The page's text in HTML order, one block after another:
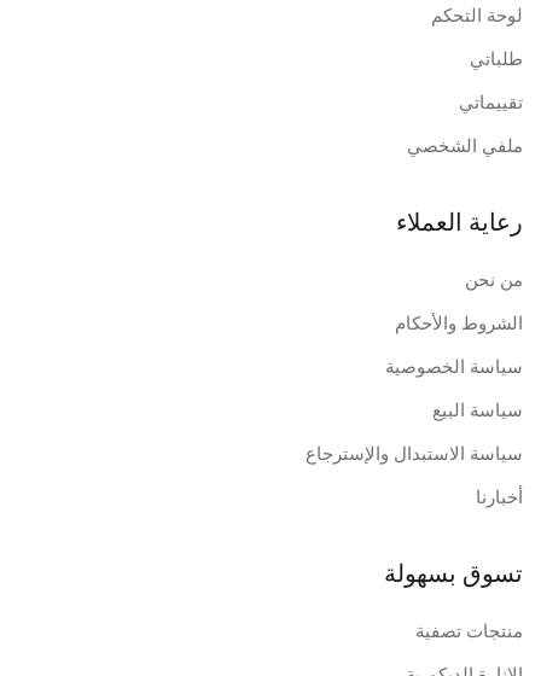
لوحة التحكم
طلباتي
تقييماتي
ملفي الشخصي
رعاية العملاء
من نحن
الشروط والأحكام
سياسة الخصوصية
سياسة البيع
سياسة الاستبدال والإسترجاع
أخبارنا
تسوق بسهولة
منتجات تصفية